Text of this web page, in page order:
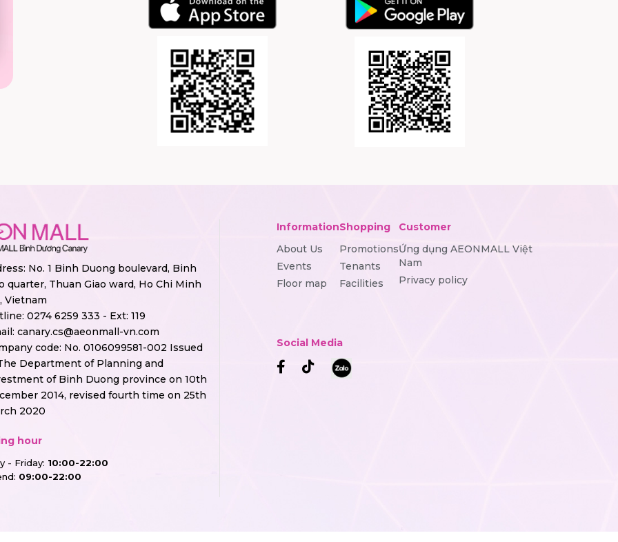
No. 1 Binh Duong boulevard, Binh
quarter, Thuan Giao ward, Ho Chi Minh
Vietnam
0274 6259 333 - Ext: 119
canary.cs@aeonmall-vn.com
code: No. 0106099581-002 Issued
Department of Planning and
of Binh Duong province on 10th
2014, revised fourth time on 25th
2020
hour
- Friday: 10:00-22:00
09:00-22:00
Information
About Us
Events
Floor map
Shopping
Promotions
Tenants
Facilities
Customer
Ứng dụng AEONMALL Việt
Nam
Privacy policy
Social Media